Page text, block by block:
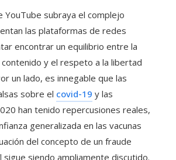
YouTube subraya el complejo
las plataformas de redes
encontrar un equilibrio entre la
y el respeto a la libertad
un lado, es innegable que las
sobre el covid-19 y las
han tenido repercusiones reales,
generalizada en las vacunas
del concepto de un fraude
sigue siendo ampliamente discutido.